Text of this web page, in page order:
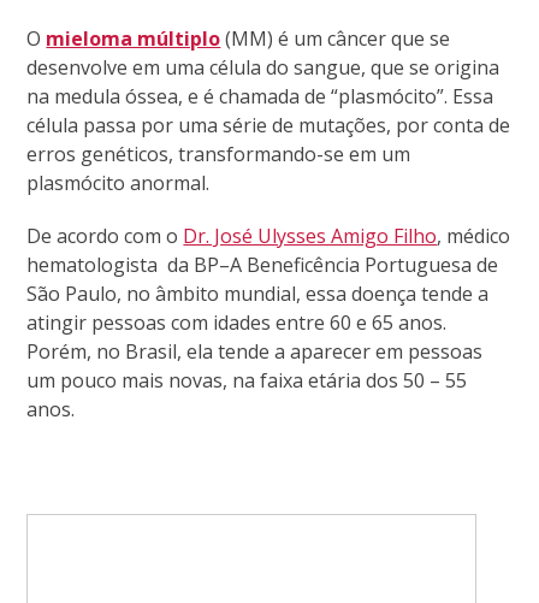
O mieloma múltiplo(MM) é um câncer que se
desenvolve em uma célula do sangue, que se origina
na medula óssea, e é chamada de “plasmócito”. Essa
célula passa por uma série de mutações, por conta de
erros genéticos, transformando-se em um
plasmócito anormal.
De acordo com o Dr. José Ulysses Amigo Filho, médico
hematologista da BP–A Beneficência Portuguesa de
São Paulo, no âmbito mundial, essa doença tende a
atingir pessoas com idades entre 60 e 65 anos.
Porém, no Brasil, ela tende a aparecer em pessoas
um pouco mais novas, na faixa etária dos 50 – 55
anos.